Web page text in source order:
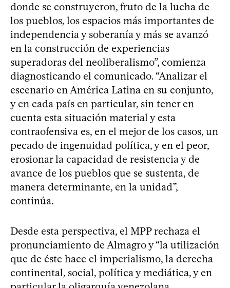
donde se construyeron, fruto de la lucha de
los pueblos, los espacios más importantes de
independencia y soberanía y más se avanzó
en la construcción de experiencias
superadoras del neoliberalismo”, comienza
diagnosticando el comunicado. “Analizar el
escenario en América Latina en su conjunto,
y en cada país en particular, sin tener en
cuenta esta situación material y esta
contraofensiva es, en el mejor de los casos, un
pecado de ingenuidad política, y en el peor,
erosionar la capacidad de resistencia y de
avance de los pueblos que se sustenta, de
manera determinante, en la unidad”,
continúa.
Desde esta perspectiva, el MPP rechaza el
pronunciamiento de Almagro y “la utilización
que de éste hace el imperialismo, la derecha
continental, social, política y mediática, y en